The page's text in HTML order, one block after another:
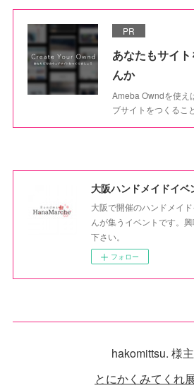
PR
あなたもサイ
んか
Ameba Owndを使え
ブサイトをつくるこ
大阪で開催のハンドメイ
んが集うイベントです。
下さい。
フォロー
hakomittsu. 様
とにかくみてくれ